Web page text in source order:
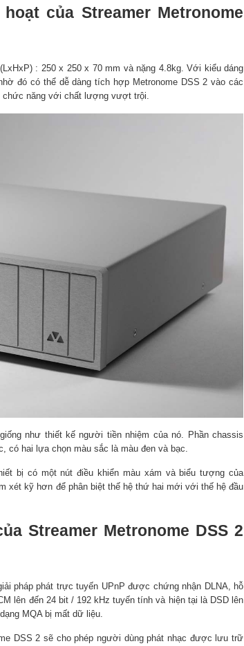
của Streamer Metronome
: 250 x 250 x 70 mm và nặng 4.8kg. Với kiểu dáng
đó có thể dễ dàng tích hợp Metronome DSS 2 vào các
chức năng với chất lượng vượt trội.
như thiết kế người tiền nhiệm của nó. Phần chassis
có hai lựa chọn màu sắc là màu đen và bạc.
bị có một nút điều khiển màu xám và biểu tượng của
xét kỹ hơn để phân biệt thế hệ thứ hai mới với thế hệ đầu
Streamer Metronome DSS 2
pháp phát trực tuyến UPnP được chứng nhận DLNA, hỗ
lên đến 24 bit / 192 kHz tuyến tính và hiện tại là DSD lên
MQA bị mất dữ liệu.
DSS 2 sẽ cho phép người dùng phát nhạc được lưu trữ